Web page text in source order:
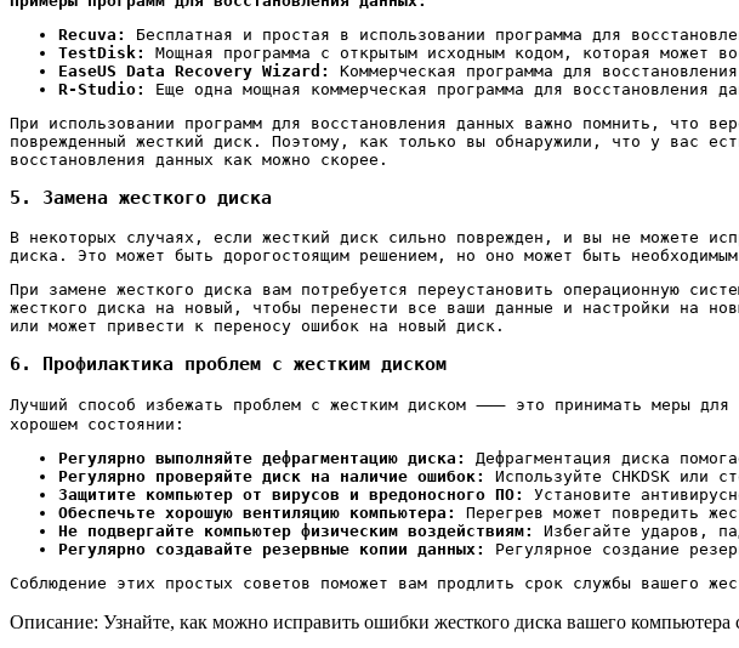
Recuva:
Бесплатная и простая в использовании программа для
TestDisk:
Мощная программа с открытым исходным кодом, которая может
EaseUS Data Recovery Wizard:
Коммерческая программа для
R-Studio:
Еще одна мощная коммерческая программа для восстановления
При использовании программ для восстановления данных важно помнить, что
поврежденный жесткий диск. Поэтому, как только вы обнаружили, что у вас
восстановления данных как можно скорее.
5. Замена жесткого диска
В некоторых случаях, если жесткий диск сильно поврежден, и вы не можете
диска. Это может быть дорогостоящим решением, но оно может быть
При замене жесткого диска вам потребуется переустановить операционную
жесткого диска на новый, чтобы перенести все ваши данные и настройки на
или может привести к переносу ошибок на новый диск.
6. Профилактика проблем с жестким диском
Лучший способ избежать проблем с жестким диском ⸺ это принимать меры
хорошем состоянии:
Регулярно выполняйте дефрагментацию диска:
Дефрагментация диска
Регулярно проверяйте диск на наличие ошибок:
Используйте CHKDSK или
Защитите компьютер от вирусов и вредоносного ПО:
Установите
Обеспечьте хорошую вентиляцию компьютера:
Перегрев может повредить
Не подвергайте компьютер физическим воздействиям:
Избегайте ударов,
Регулярно создавайте резервные копии данных:
Регулярное создание
Соблюдение этих простых советов поможет вам продлить срок службы вашего
Описание: Узнайте, как можно исправить ошибки жесткого диска вашего